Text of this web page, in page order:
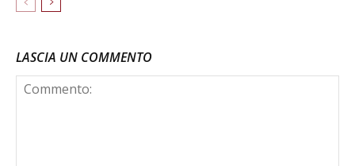
LASCIA UN COMMENTO